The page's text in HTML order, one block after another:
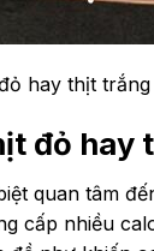
hay thịt
đỏ hay
quan tâm
cấp nhiều